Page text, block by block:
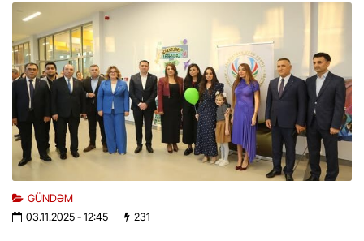
GÜNDƏM
03.11.2025- 12:45 231